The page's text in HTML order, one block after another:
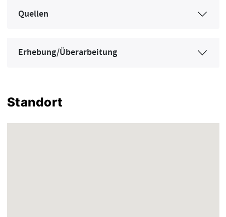
Quellen
Erhebung/Überarbeitung
Standort